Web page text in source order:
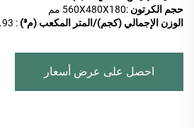
حجم الكرتون :560X480X180 مم
الوزن الإجمالي (كجم)/المتر المكعب (م³)
: 6.93 /0.0484
احصل على عرض أسعار